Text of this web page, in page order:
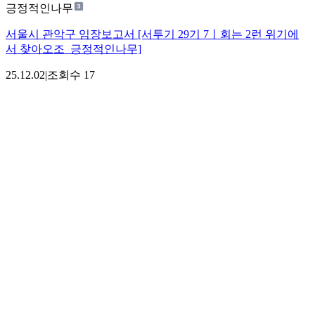
긍정적인나무
서울시 관악구 임장보고서 [서투기 29기 7ㅣ회는 2런 위기에
서 찾아오조_긍정적인나무]
25.12.02|조회수 17